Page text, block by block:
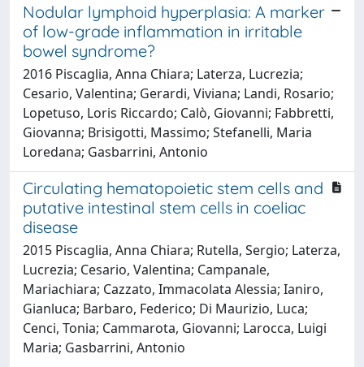
Nodular lymphoid hyperplasia: A marker
of low-grade inflammation in irritable
bowel syndrome?
2016 Piscaglia, Anna Chiara; Laterza, Lucrezia;
Cesario, Valentina; Gerardi, Viviana; Landi, Rosario;
Lopetuso, Loris Riccardo; Calò, Giovanni; Fabbretti,
Giovanna; Brisigotti, Massimo; Stefanelli, Maria
Loredana; Gasbarrini, Antonio
Circulating hematopoietic stem cells and
putative intestinal stem cells in coeliac
disease
2015 Piscaglia, Anna Chiara; Rutella, Sergio; Laterza,
Lucrezia; Cesario, Valentina; Campanale,
Mariachiara; Cazzato, Immacolata Alessia; Ianiro,
Gianluca; Barbaro, Federico; Di Maurizio, Luca;
Cenci, Tonia; Cammarota, Giovanni; Larocca, Luigi
Maria; Gasbarrini, Antonio